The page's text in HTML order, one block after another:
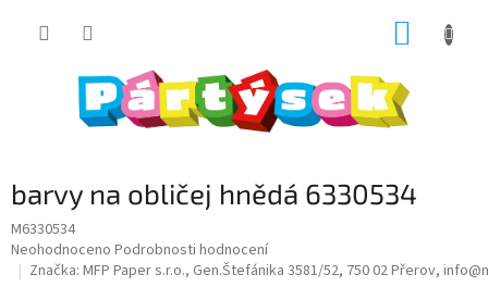
barvy na obličej hnědá 6330534
M6330534
Průměrné
hodnocení
Neohodnoceno Podrobnosti hodnocení
Značka: MFP Paper s.r.o., Gen.Štefánika 3581/52, 750 02 Přerov,